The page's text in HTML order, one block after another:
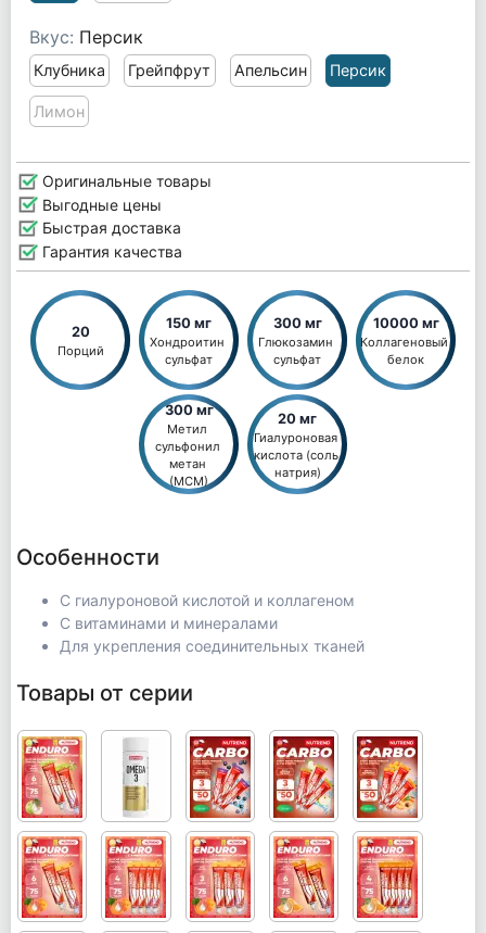
Вкус: Персик
Клубника Грейпфрут Апельсин Персик
Лимон
Оригинальные товары
Выгодные цены
Быстрая доставка
Гарантия качества
20
Порций
150 мг
Хондроитин
сульфат
300 мг
Глюкозамин
сульфат
10000 мг
Коллагеновый
белок
300 мг
Метил
сульфонил
метан
(МСМ)
20 мг
Гиалуроновая
кислота (соль
натрия)
Особенности
С гиалуроновой кислотой и коллагеном
С витаминами и минералами
Для укрепления соединительных тканей
Товары от серии